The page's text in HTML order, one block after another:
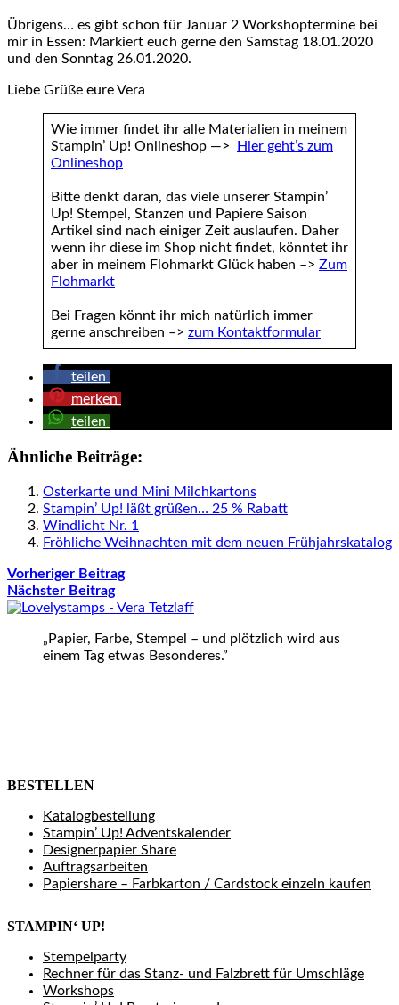
Übrigens… es gibt schon für Januar 2 Workshoptermine bei
mir in Essen: Markiert euch gerne den Samstag 18.01.2020
und den Sonntag 26.01.2020.
Liebe Grüße eure Vera
Wie immer findet ihr alle Materialien in meinem
Stampin’ Up! Onlineshop —>
Hier geht’s zum
Onlineshop
Bitte denkt daran, das viele unserer Stampin’
Up! Stempel, Stanzen und Papiere Saison
Artikel sind nach einiger Zeit auslaufen. Daher
wenn ihr diese im Shop nicht findet, könntet ihr
aber in meinem Flohmarkt Glück haben –> Zum
Flohmarkt
Bei Fragen könnt ihr mich natürlich immer
gerne anschreiben –> zum Kontaktformular
teilen
merken
teilen
Ähnliche Beiträge:
Osterkarte und Mini Milchkartons
Stampin’ Up! läßt grüßen… 25 % Rabatt
Windlicht Nr. 1
Fröhliche Weihnachten mit dem neuen Frühjahrskatalog
Vorheriger Beitrag
Nächster Beitrag
„Papier, Farbe, Stempel – und plötzlich wird aus
einem Tag etwas Besonderes.”
BESTELLEN
Katalogbestellung
Stampin’ Up! Adventskalender
Designerpapier Share
Auftragsarbeiten
Papiershare – Farbkarton / Cardstock einzeln kaufen
STAMPIN‘ UP!
Stempelparty
Rechner für das Stanz- und Falzbrett für Umschläge
Workshops